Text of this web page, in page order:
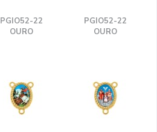
PGIO52-22
OURO
PGIO52-22
OURO